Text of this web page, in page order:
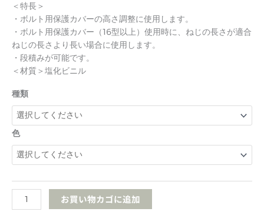
0
0
–
＜特長＞
・ボルト用保護カバーの高さ調整に使用します。
・ボルト用保護カバー（16型以上）使用時に、ねじの長さが適合
ねじの長さより長い場合に使用します。
・段積みが可能です。
＜材質＞塩化ビニル
種類
色
PCB8
ハ
お買い物カゴに追加